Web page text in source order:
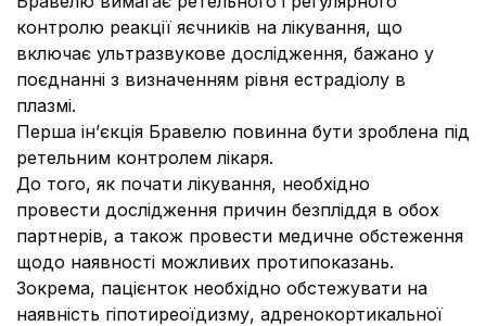
контролю реакції яєчників на лікування, що
включає ультразвукове дослідження, бажано у
поєднанні з визначенням рівня естрадіолу в
плазмі.
Перша ін’єкція Бравелю повинна бути зроблена під
ретельним контролем лікаря.
До того, як почати лікування, необхідно
провести дослідження причин безпліддя в обох
партнерів, а також провести медичне обстеження
щодо наявності можливих протипоказань.
Зокрема, пацієнток необхідно обстежувати на
наявність гіпотиреоїдизму, адренокортикальної